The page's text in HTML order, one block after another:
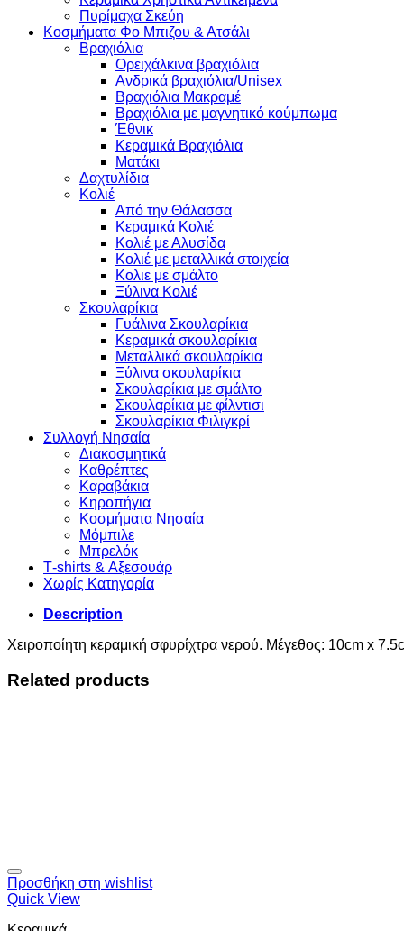
Πυρίμαχα Σκεύη
Κοσμήματα Φο Μπιζου & Ατσάλι
Βραχιόλια
Oρειχάλκινα βραχιόλια
Ανδρικά βραχιόλια/Unisex
Βραχιόλια Μακραμέ
Βραχιόλια με μαγνητικό κούμπωμα
Έθνικ
Κεραμικά Βραχιόλια
Ματάκι
Δαχτυλίδια
Κολιέ
Από την Θάλασσα
Κεραμικά Κολιέ
Κολιέ με Αλυσίδα
Κολιέ με μεταλλικά στοιχεία
Κολιε με σμάλτο
Ξύλινα Κολιέ
Σκουλαρίκια
Γυάλινα Σκουλαρίκια
Κεραμικά σκουλαρίκια
Μεταλλικά σκουλαρίκια
Ξύλινα σκουλαρίκια
Σκουλαρίκια με σμάλτο
Σκουλαρίκια με φίλντισι
Σκουλαρίκια Φιλιγκρί
Συλλογή Νησαία
Διακοσμητικά
Καθρέπτες
Καραβάκια
Κηροπήγια
Κοσμήματα Νησαία
Μόμπιλε
Μπρελόκ
Τ-shirts & Αξεσουάρ
Χωρίς Κατηγορία
Description
Χειροποίητη κεραμική σφυρίχτρα νερού. Μέγεθος: 10cm x
Related products
Προσθήκη στη wishlist
Quick View